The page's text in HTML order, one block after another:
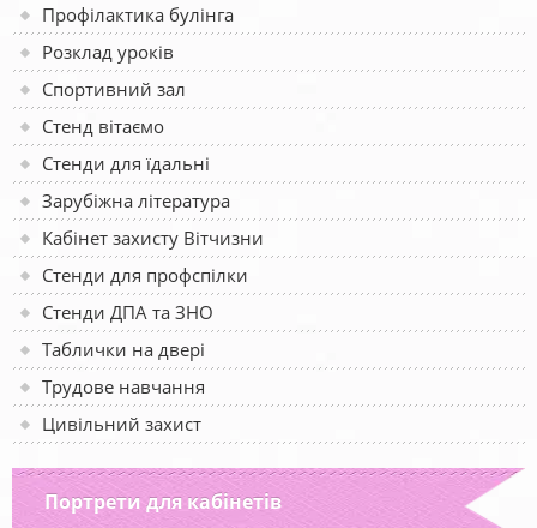
Профілактика булінга
Розклад уроків
Спортивний зал
Стенд вітаємо
Стенди для їдальні
Зарубіжна література
Кабінет захисту Вітчизни
Стенди для профспілки
Стенди ДПА та ЗНО
Таблички на двері
Трудове навчання
Цивільний захист
Портрети для кабінетів